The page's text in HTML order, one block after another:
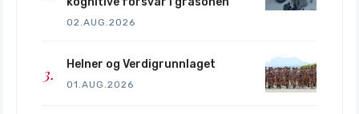
02.AUG.2026
Helner og Verdigrunnlaget
01.AUG.2026